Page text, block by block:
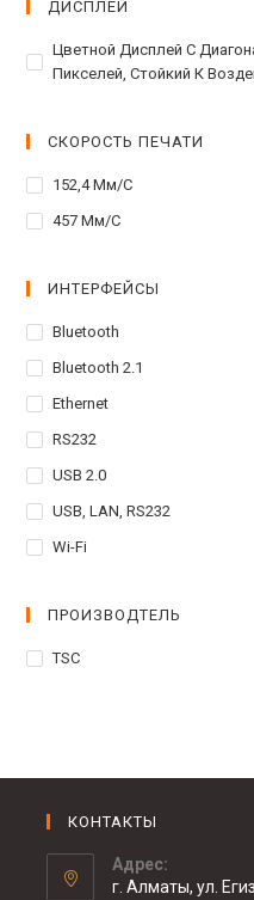
ДИСПЛЕЙ
Цветной Дисплей С
Пикселей, Стойкий К
СКОРОСТЬ ПЕЧАТИ
152,4 Мм/с
457 Мм/с
ИНТЕРФЕЙСЫ
Bluetooth
Bluetooth 2.1
Ethernet
RS232
USB 2.0
USB, LAN, RS232
Wi-Fi
ПРОИЗВОДТЕЛЬ
TSC
КОНТАКТЫ
Адрес:
г. Алматы, ул.